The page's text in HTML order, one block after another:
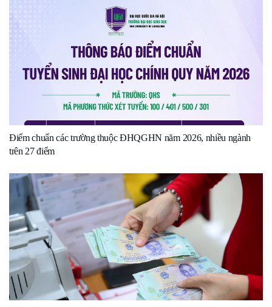
Điểm chuẩn các trường thuộc ĐHQGHN năm 2026, nhiều ngành
trên 27 điểm